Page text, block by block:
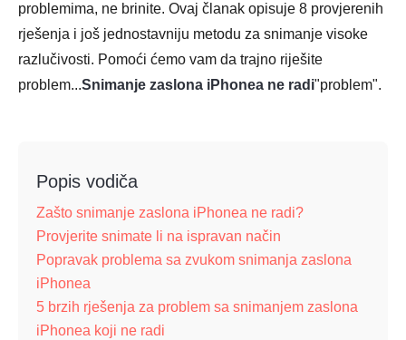
problemima, ne brinite. Ovaj članak opisuje 8 provjerenih
rješenja i još jednostavniju metodu za snimanje visoke
razlučivosti. Pomoći ćemo vam da trajno riješite
problem...Snimanje zaslona iPhonea ne radi"problem".
Popis vodiča
Zašto snimanje zaslona iPhonea ne radi?
Provjerite snimate li na ispravan način
Popravak problema sa zvukom snimanja zaslona
iPhonea
5 brzih rješenja za problem sa snimanjem zaslona
iPhonea koji ne radi